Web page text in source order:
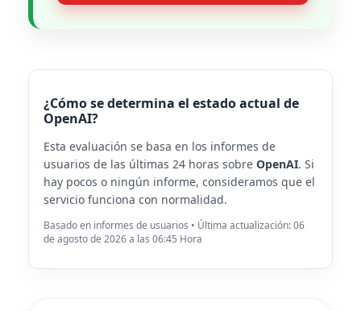
¿Cómo se determina el estado actual de
OpenAI?
Esta evaluación se basa en los informes de
usuarios de las últimas 24 horas sobre OpenAI. Si
hay pocos o ningún informe, consideramos que el
servicio funciona con normalidad.
Basado en informes de usuarios • Última actualización: 06
de agosto de 2026 a las 06:45 Hora